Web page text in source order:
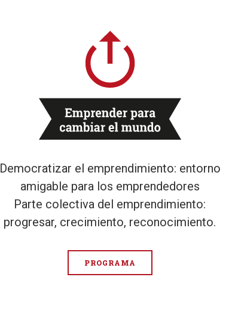
Democratizar el emprendimiento: entorno
amigable para los emprendedores
Parte colectiva del emprendimiento:
progresar, crecimiento, reconocimiento.
PROGRAMA